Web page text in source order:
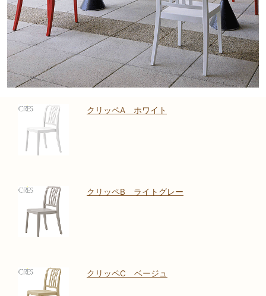
クリッペA ホワイト
クリッペB ライトグレー
クリッペC ベージュ